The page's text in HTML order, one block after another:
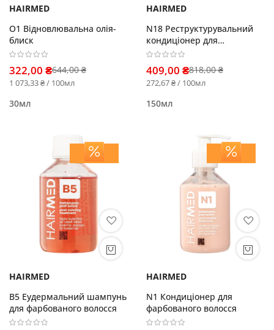
HAIRMED
O1 Відновлювальна олія-
блиск
322,00 ₴644,00 ₴
1 073,33 ₴ / 100мл
30мл
HAIRMED
N18 Реструктурувальний
кондиціонер для
пошкодженого і ламкого
409,00 ₴818,00 ₴
272,67 ₴ / 100мл
150мл
HAIRMED
B5 Еудермальний шампунь
для фарбованого волосся
HAIRMED
N1 Кондиціонер для
фарбованого волосся